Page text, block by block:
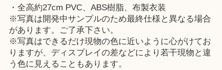
・全高約27cm PVC、ABS樹脂、布製衣装
※写真は開発中サンプルのため最終仕様と異なる場合
があります。ご了承下さい。
※写真はできるだけ現物の色に近いように心がけてお
りますが、ディスプレイの差などにより若干現物と違
う色に見えることもあります。